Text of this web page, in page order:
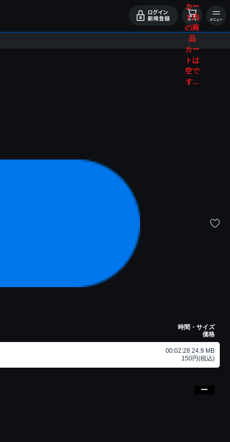
カー
ト内
の商
品
カー
トは
空で
す...
時間・サイズ
価格
00:02:28 24.9 MB
150円(税込)